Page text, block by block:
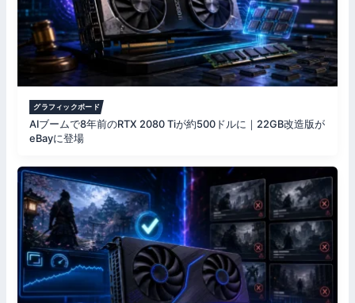
グラフィックボード
AIブームで8年前のRTX 2080 Tiが約500ドルに｜22GB改造版が
eBayに登場